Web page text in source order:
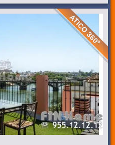
ATICO 360º